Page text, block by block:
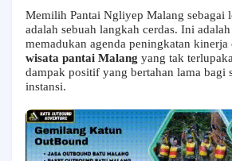
Memilih Pantai Ngliyep Malang sebagai
adalah sebuah langkah cerdas. Ini
memadukan agenda peningkatan kinerja
wisata pantai Malang yang tak
dampak positif yang bertahan lama bagi
instansi.